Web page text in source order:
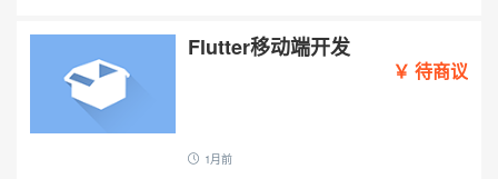
Flutter移动端开发
￥ 待商议
1月前